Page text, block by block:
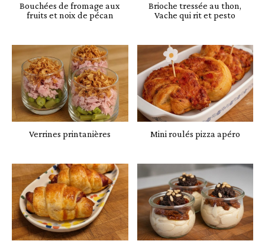
Bouchées de fromage aux
fruits et noix de pécan
Brioche tressée au thon,
Vache qui rit et pesto
Verrines printanières Mini roulés pizza apéro